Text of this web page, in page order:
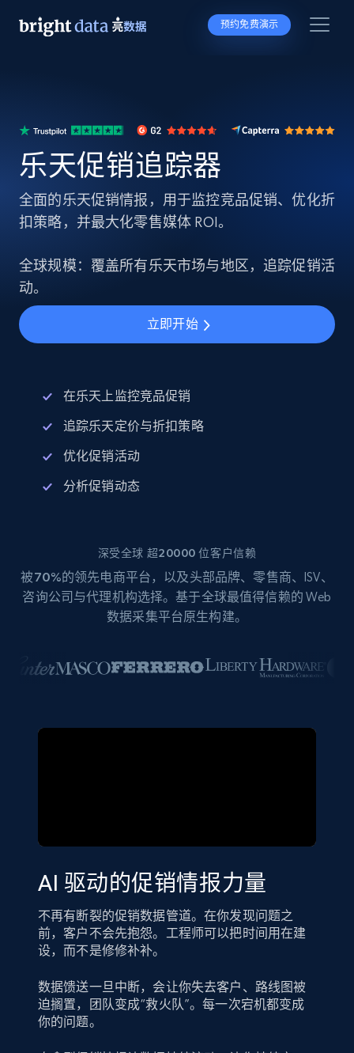
预约免费演示
乐天促销追踪器
全面的乐天促销情报，用于监控竞品促销、优化折
扣策略，并最大化零售媒体 ROI。
全球规模：覆盖所有乐天市场与地区，追踪促销活
动。
立即开始
在乐天上监控竞品促销
追踪乐天定价与折扣策略
优化促销活动
分析促销动态
深受全球 超20000 位客户信赖
被70%的领先电商平台，以及头部品牌、零售商、ISV、
咨询公司与代理机构选择。基于全球最值得信赖的 Web
数据采集平台原生构建。
AI 驱动的促销情报力量
不再有断裂的促销数据管道。在你发现问题之
前，客户不会先抱怨。工程师可以把时间用在建
设，而不是修修补补。
数据馈送一旦中断，会让你失去客户、路线图被
迫搁置，团队变成“救火队”。每一次宕机都变成
你的问题。